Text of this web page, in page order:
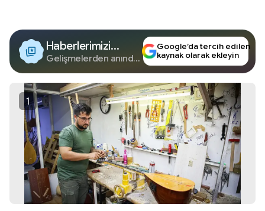
Haberlerimizi
Google'da Takip
Edin
Gelişmelerden anında
Google’da tercih edilen
kaynak olarak ekleyin
1